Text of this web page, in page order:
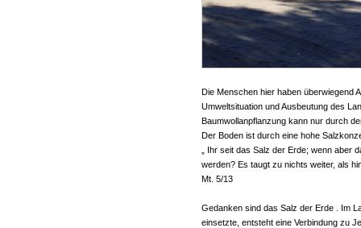
Die Menschen hier haben überwiegend
Umweltsituation und Ausbeutung des
Baumwollanpflanzung kann nur durch
Der Boden ist durch eine hohe
„ Ihr seit das Salz der Erde; wenn aber
werden? Es taugt zu nichts weiter, als
Mt. 5/13
Gedanken sind das Salz der Erde . Im
einsetzte, entsteht eine Verbindung zu